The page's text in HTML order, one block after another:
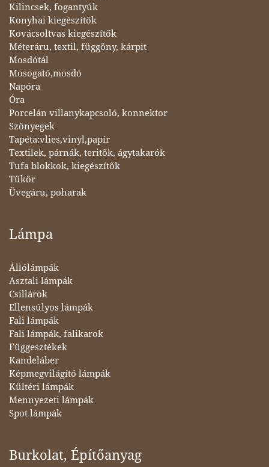
Kilincsek, fogantyúk
Konyhai kiegészítők
Kovácsoltvas kiegészítők
Méteráru, textil, függöny, kárpit
Mosdótál
Mosogató,mosdó
Napóra
Óra
Porcelán villanykapcsoló, konnektor
Szőnyegek
Tapéta:vlies,vinyl,papír
Textilek, párnák, teritők, ágytakarók
Tufa blokkok, kiegészítők
Tükör
Üvegáru, poharak
Lámpa
Állólámpák
Asztali lámpák
Csillárok
Ellensúlyos lámpák
Fali lámpák
Fali lámpák, falikarok
Függesztékek
Kandeláber
Képmegvilágító lámpák
Kültéri lámpák
Mennyezeti lámpák
Spot lámpák
Burkolat, Építőanyag